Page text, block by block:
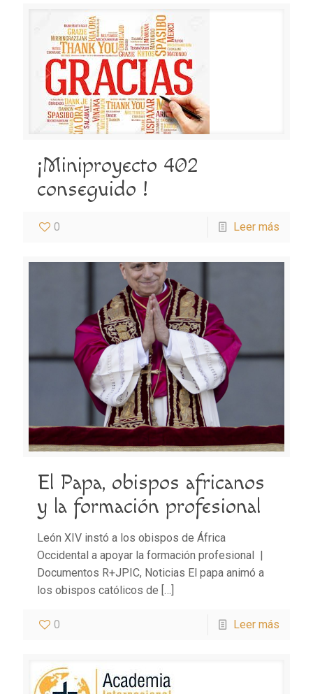
¡Miniproyecto 402
conseguido !
0 Leer más
El Papa, obispos africanos
y la formación profesional
León XIV instó a los obispos de África
Occidental a apoyar la formación profesional |
Documentos R+JPIC, Noticias El papa animó a
los obispos católicos de […]
0 Leer más